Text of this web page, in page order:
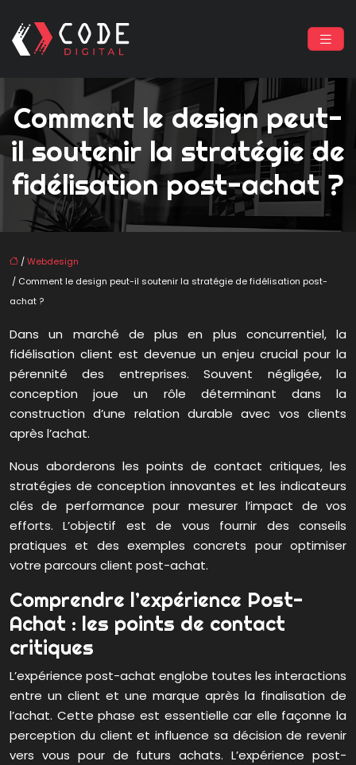
Comment le design peut-
il soutenir la stratégie de
fidélisation post-achat ?
/Webdesign
/ Comment le design peut-il soutenir la stratégie de fidélisation post-
achat ?
Dans un marché de plus en plus concurrentiel, la
fidélisation client est devenue un enjeu crucial pour la
pérennité des entreprises. Souvent négligée, la
conception joue un rôle déterminant dans la
construction d’une relation durable avec vos clients
après l’achat.
Nous aborderons les points de contact critiques, les
stratégies de conception innovantes et les indicateurs
clés de performance pour mesurer l’impact de vos
efforts. L’objectif est de vous fournir des conseils
pratiques et des exemples concrets pour optimiser
votre parcours client post-achat.
Comprendre l’expérience Post-
Achat : les points de contact
critiques
L’expérience post-achat englobe toutes les interactions
entre un client et une marque après la finalisation de
l’achat. Cette phase est essentielle car elle façonne la
perception du client et influence sa décision de revenir
vers vous pour de futurs achats. L’expérience post-